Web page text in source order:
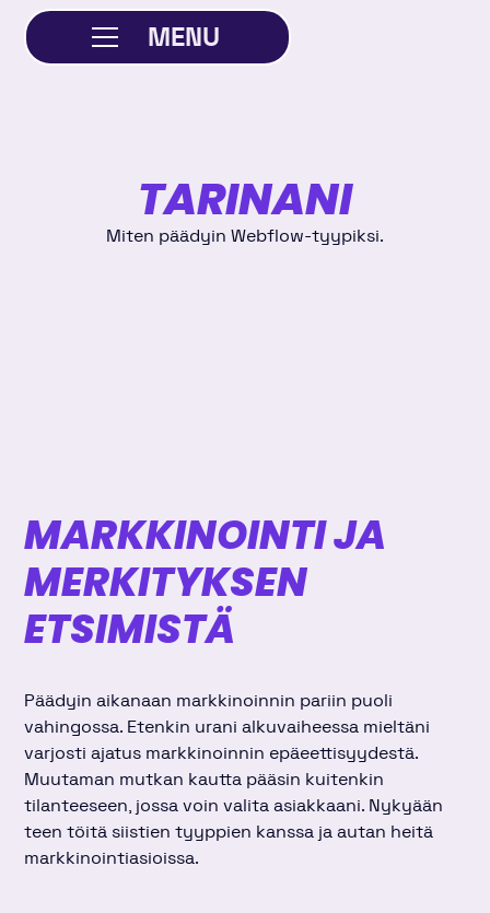
MENU
TARINANI
Miten päädyin Webflow-tyypiksi.
MARKKINOINTI JA
MERKITYKSEN
ETSIMISTÄ
Päädyin aikanaan markkinoinnin pariin puoli
vahingossa. Etenkin urani alkuvaiheessa mieltäni
varjosti ajatus markkinoinnin epäeettisyydestä.
Muutaman mutkan kautta pääsin kuitenkin
tilanteeseen, jossa voin valita asiakkaani. Nykyään
teen töitä siistien tyyppien kanssa ja autan heitä
markkinointiasioissa.